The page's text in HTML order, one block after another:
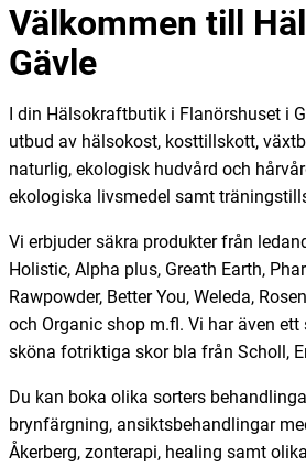
Välkommen till
Gävle
I din Hälsokraftbutik i Flanörshuset i
utbud av hälsokost, kosttillskott,
naturlig, ekologisk hudvård och
ekologiska livsmedel samt
Vi erbjuder säkra produkter från
Holistic, Alpha plus, Greath Earth,
Rawpowder, Better You, Weleda,
och Organic shop m.fl. Vi har även
sköna fotriktiga skor bla från Scholl,
Du kan boka olika sorters
brynfärgning, ansiktsbehandlingar
Åkerberg, zonterapi, healing samt